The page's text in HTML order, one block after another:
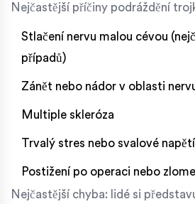
Nejčastější příčiny podráždění
Stlačení nervu malou cévou
případů)
Zánět nebo nádor v oblasti
Multiple skleróza
Trvalý stres nebo svalové
Postižení po operaci nebo
Nejčastější chyba: lidé si